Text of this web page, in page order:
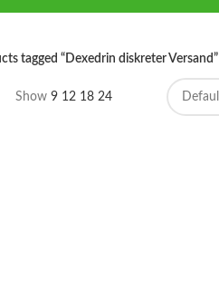
tagged “Dexedrin diskreter Versand”
Show 9 12 18 24